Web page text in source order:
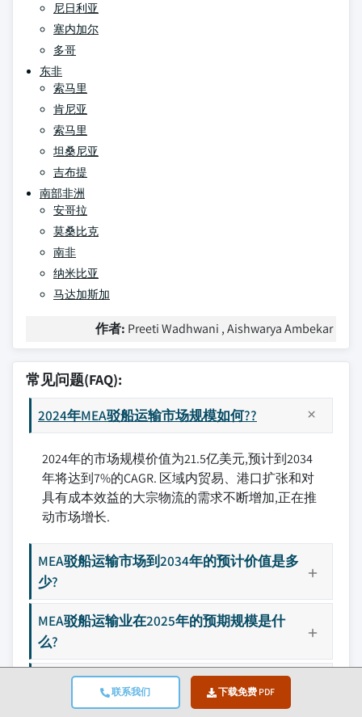
联系我们 下载免费 PDF
尼日利亚
塞内加尔
多哥
东非
索马里
肯尼亚
索马里
坦桑尼亚
吉布提
南部非洲
安哥拉
莫桑比克
南非
纳米比亚
马达加斯加
作者: Preeti Wadhwani , Aishwarya Ambekar
常见问题(FAQ):
2024年MEA驳船运输市场规模如何??
2024年的市场规模价值为21.5亿美元,预计到2034
年将达到7%的CAGR. 区域内贸易、港口扩张和对
具有成本效益的大宗物流的需求不断增加,正在推
动市场增长.
MEA驳船运输市场到2034年的预计价值是多
少?
MEA驳船运输业在2025年的预期规模是什
么?
2024年液态货运段产生多少收入??